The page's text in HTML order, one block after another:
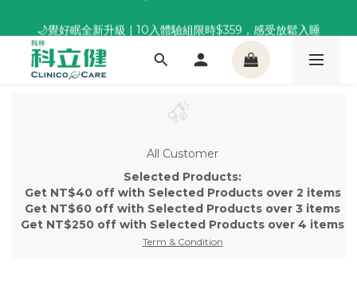
🌙覺好眠全新升級 | 10入體驗組限時$359，感受放鬆入睡
董事長推薦保養組合｜體驗價 $1,800 起，最高享 6 折
All Customer
Selected Products:
Get NT$40 off with Selected Products over 2 items
Get NT$60 off with Selected Products over 3 items
Get NT$250 off with Selected Products over 4 items
Term & Condition